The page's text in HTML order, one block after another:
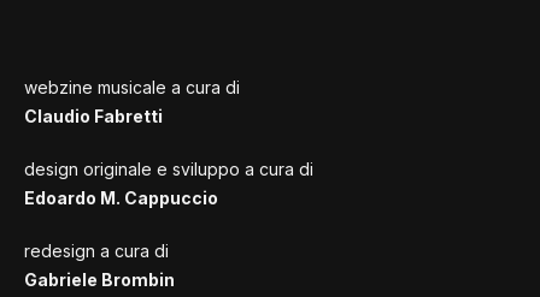
webzine musicale a cura di
Claudio Fabretti
design originale e sviluppo a cura di
Edoardo M. Cappuccio
redesign a cura di
Gabriele Brombin